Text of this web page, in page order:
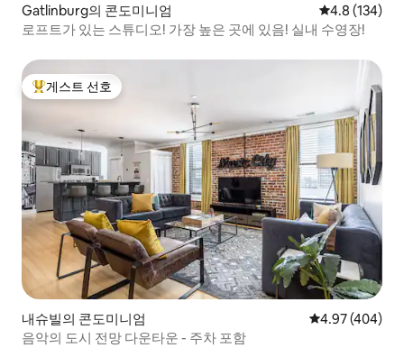
Gatlinburg의 콘도미니엄 평점 4.8점(5
4.8 (134)
로프트가 있는 스튜디오! 가장 높은 곳에 있음! 실내 수영장!
상위 게스트 선호
게스트 선호
내슈빌의 콘도미니엄 평점 4.97점(5
4.97 (404)
음악의 도시 전망 다운타운 - 주차 포함